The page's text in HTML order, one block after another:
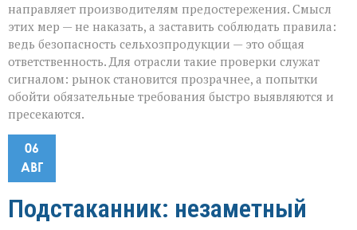
направляет производителям предостережения. Смысл
этих мер — не наказать, а заставить соблюдать правила:
ведь безопасность сельхозпродукции — это общая
ответственность. Для отрасли такие проверки служат
сигналом: рынок становится прозрачнее, а попытки
обойти обязательные требования быстро выявляются и
пресекаются.
06
АВГ
Подстаканник: незаметный